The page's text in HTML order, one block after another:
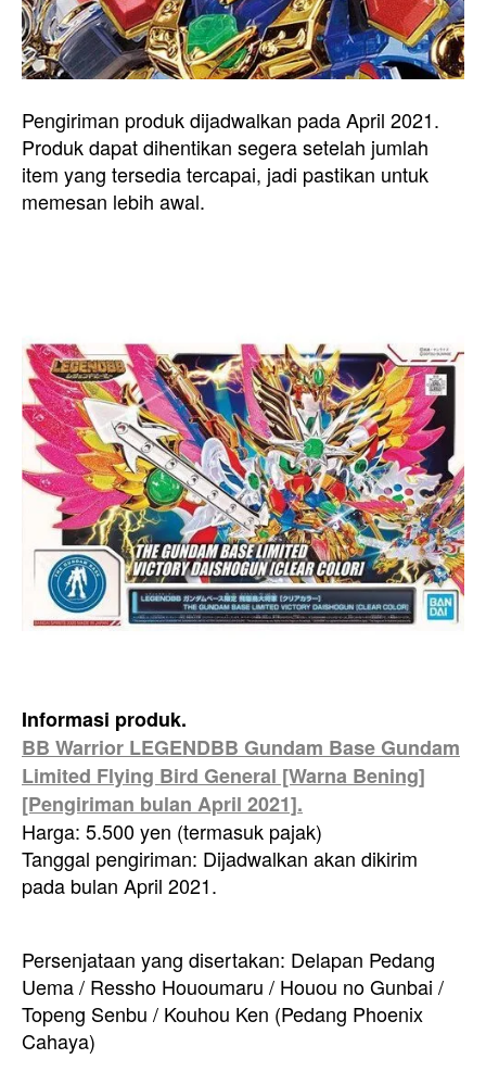
Pengiriman produk dijadwalkan pada April 2021.
Produk dapat dihentikan segera setelah jumlah
item yang tersedia tercapai, jadi pastikan untuk
memesan lebih awal.
Informasi produk.
BB Warrior LEGENDBB Gundam Base Gundam
Limited Flying Bird General [Warna Bening]
[Pengiriman bulan April 2021].
Harga: 5.500 yen (termasuk pajak)
Tanggal pengiriman: Dijadwalkan akan dikirim
pada bulan April 2021.
Persenjataan yang disertakan: Delapan Pedang
Uema / Ressho Hououmaru / Houou no Gunbai /
Topeng Senbu / Kouhou Ken (Pedang Phoenix
Cahaya)